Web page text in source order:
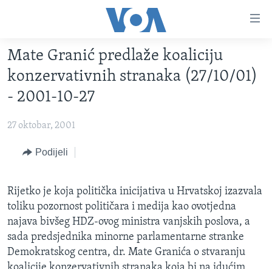
glavni
sadržaj
Pređi
glavnu
VIJESTI
SJEDINJENE AMERIČKE DRŽAVE
SVIJET
NAUKA I TEHNOLOGIJA
KORUPCIJA
SLOBODA MEDIJA
ŽENSKA STRANA
IZBJEGLIČKA STRANA
Mate Granić predlaže koaliciju
konzervativnih stranaka (27/10/01)
- 2001-10-27
27 oktobar, 2001
Podijeli
Rijetko je koja politička inicijativa u Hrvatskoj izazvala
toliku pozornost političara i medija kao ovotjedna
najava bivšeg HDZ-ovog ministra vanjskih poslova, a
sada predsjednika minorne parlamentarne stranke
Demokratskog centra, dr. Mate Granića o stvaranju